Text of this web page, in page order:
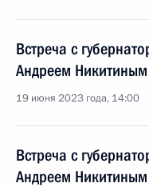
Встреча с
Андреем Никитиным
19 июня 2023 года, 14:00
Встреча с
Андреем Никитиным